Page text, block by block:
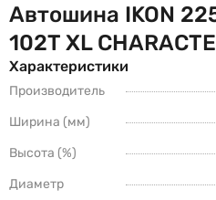
Автошина IKON
102T XL
Характеристики
Производитель
Ширина (мм)
Высота (%)
Диаметр